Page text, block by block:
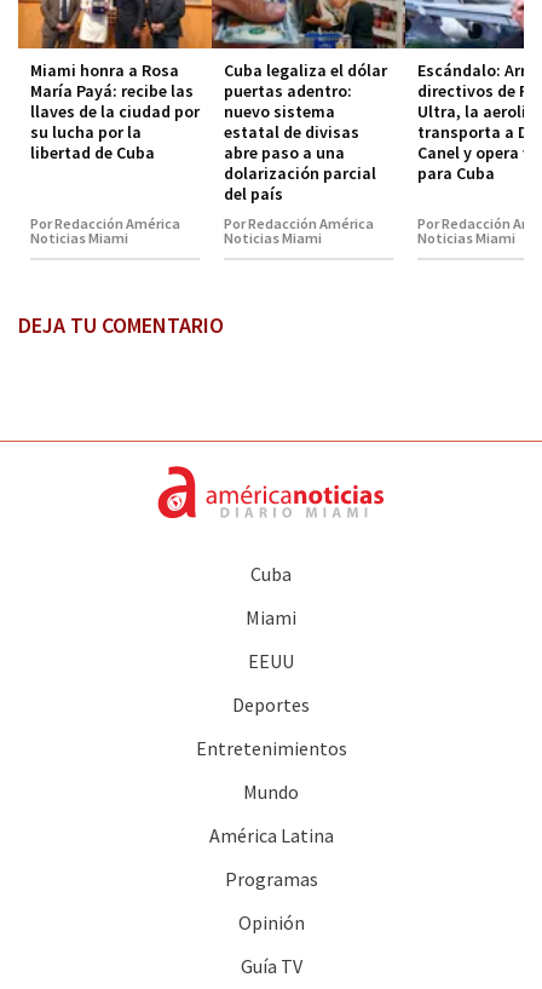
Miami honra a Rosa
María Payá: recibe las
llaves de la ciudad por
su lucha por la
libertad de Cuba
Por Redacción América
Noticias Miami
Cuba legaliza el dólar
puertas adentro:
nuevo sistema
estatal de divisas
abre paso a una
dolarización parcial
del país
Por Redacción América
Noticias Miami
Escándalo:
directivos de
Ultra, la
transporta a
Canel y opera
para Cuba
Por Redacción
Noticias Miami
DEJA TU COMENTARIO
Cuba
Miami
EEUU
Deportes
Entretenimientos
Mundo
América Latina
Programas
Opinión
Guía TV